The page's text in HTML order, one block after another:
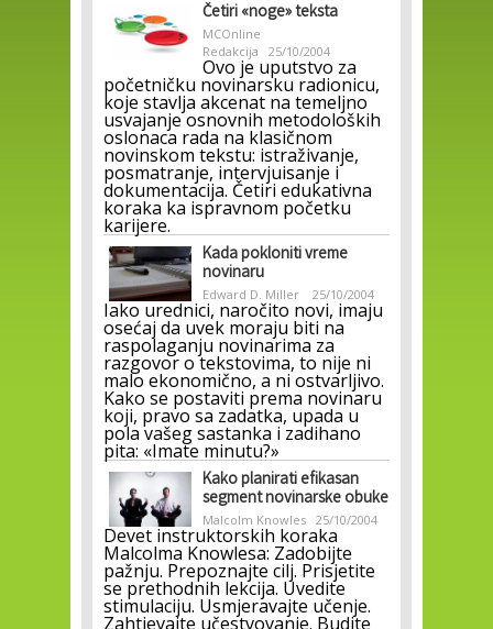
Četiri «noge» teksta
MCOnline
Redakcija
25/10/2004
Ovo je uputstvo za
početničku novinarsku radionicu,
koje stavlja akcenat na temeljno
usvajanje osnovnih metodoloških
oslonaca rada na klasičnom
novinskom tekstu: istraživanje,
posmatranje, intervjuisanje i
dokumentacija. Četiri edukativna
koraka ka ispravnom početku
karijere.
Kada pokloniti vreme
novinaru
Edward D. Miller 25/10/2004
Iako urednici, naročito novi, imaju
osećaj da uvek moraju biti na
raspolaganju novinarima za
razgovor o tekstovima, to nije ni
malo ekonomično, a ni ostvarljivo.
Kako se postaviti prema novinaru
koji, pravo sa zadatka, upada u
pola vašeg sastanka i zadihano
pita: «Imate minutu?»
Kako planirati efikasan
segment novinarske obuke
Malcolm Knowles 25/10/2004
Devet instruktorskih koraka
Malcolma Knowlesa: Zadobijte
pažnju. Prepoznajte cilj. Prisjetite
se prethodnih lekcija. Uvedite
stimulaciju. Usmjeravajte učenje.
Zahtjevajte učestvovanje. Budite